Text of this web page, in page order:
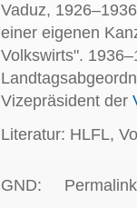
Vaduz,
einer eigenen
Volkswirts".
Vizepräsident der
Literatur: HLFL,
GND: